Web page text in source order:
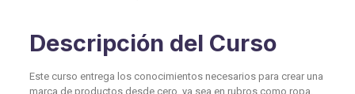
Descripción del Curso
Este curso entrega los conocimientos necesarios para crear una
marca de productos desde cero, ya sea en rubros como ropa,